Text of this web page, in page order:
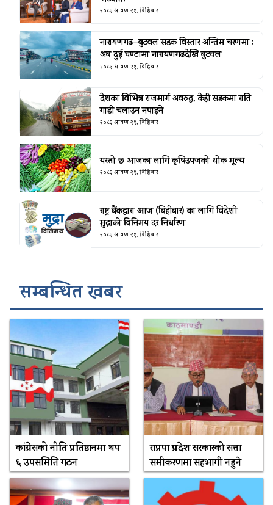
२०८३ श्रावण २१, बिहिबार
नारायणगढ–बुटवल सडक विस्तार अन्तिम चरणमा :
अब दुई घण्टामा नारायणगढदेखि बुटवल
२०८३ श्रावण २१, बिहिबार
देशका विभिन्न राजमार्ग अवरुद्ध, केही सडकमा राति
गाडी चलाउन नपाइने
२०८३ श्रावण २१, बिहिबार
यस्तो छ आजका लागि कृषिउपजको थोक मूल्य
२०८३ श्रावण २१, बिहिबार
राष्ट्र बैंकद्धारा आज (बिहीबार) का लागि विदेशी
मुद्राको विनिमय दर निर्धारण
२०८३ श्रावण २१, बिहिबार
सम्बन्धित खबर
कांग्रेसको नीति प्रतिष्ठानमा थप
६ उपसमिति गठन
राप्रपा प्रदेश सरकारको सत्ता
समीकरणमा सहभागी नहुने